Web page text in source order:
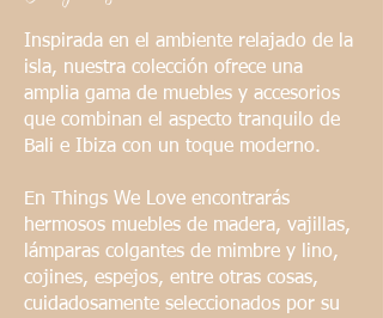
Inspirada en el ambiente relajado de la
isla, nuestra colección ofrece una
amplia gama de muebles y accesorios
que combinan el aspecto tranquilo de
Bali e Ibiza con un toque moderno.
En Things We Love encontrarás
hermosos muebles de madera, vajillas,
lámparas colgantes de mimbre y lino,
cojines, espejos, entre otras cosas,
cuidadosamente seleccionados por su